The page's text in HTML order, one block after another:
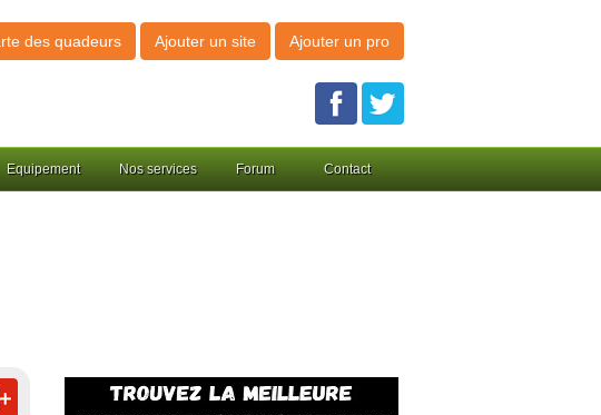
des quadeurs Ajouter un site Ajouter un pro
Equipement Nos services Forum Contact